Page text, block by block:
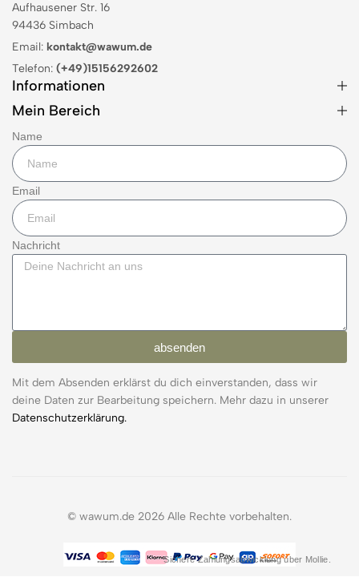
Aufhausener Str. 16
94436 Simbach
Email: kontakt@wawum.de
Telefon: (+49)15156292602
Informationen
Mein Bereich
Name
Email
Nachricht
absenden
Mit dem Absenden erklärst du dich einverstanden, dass wir
deine Daten zur Bearbeitung speichern. Mehr dazu in unserer
Datenschutzerklärung.
© wawum.de 2026 Alle Rechte vorbehalten.
Sichere Zahlungsabwicklung über Mollie.